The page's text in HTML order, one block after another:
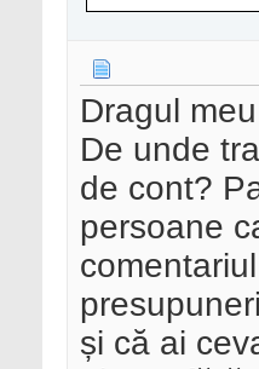
Dragul
De unde
de cont?
persoane
și că ai